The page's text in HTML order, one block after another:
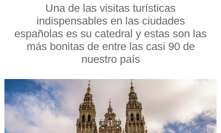
Una de las visitas turísticas
indispensables en las ciudades
españolas es su catedral y estas son las
más bonitas de entre las casi 90 de
nuestro país